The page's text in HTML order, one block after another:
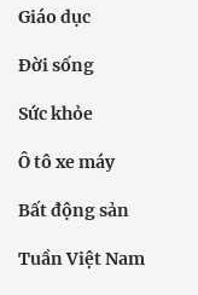
Giáo dục
Đời sống
Sức khỏe
Ô tô xe máy
Bất động sản
Tuần Việt Nam